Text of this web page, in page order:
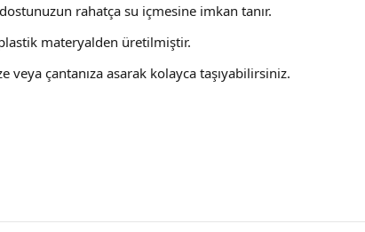
rahatça su içmesine imkan tanır.
materyalden üretilmiştir.
veya çantanıza asarak kolayca taşıyabilirsiniz.